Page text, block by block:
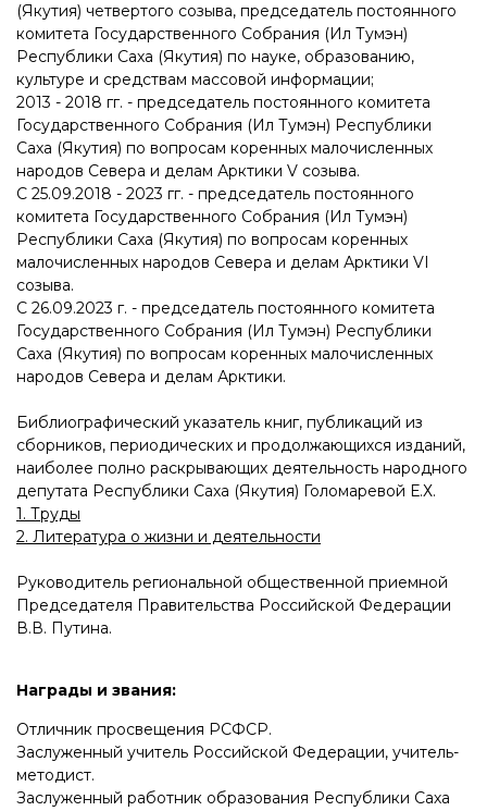
(Якутия) четвертого созыва, председатель постоянного
комитета Государственного Собрания (Ил Тумэн)
Республики Саха (Якутия) по науке, образованию,
культуре и средствам массовой информации;
2013 - 2018 гг. - председатель постоянного комитета
Государственного Собрания (Ил Тумэн) Республики
Саха (Якутия) по вопросам коренных малочисленных
народов Севера и делам Арктики V созыва.
С 25.09.2018 - 2023 гг. - председатель постоянного
комитета Государственного Собрания (Ил Тумэн)
Республики Саха (Якутия) по вопросам коренных
малочисленных народов Севера и делам Арктики VI
созыва.
С 26.09.2023 г. - председатель постоянного комитета
Государственного Собрания (Ил Тумэн) Республики
Саха (Якутия) по вопросам коренных малочисленных
народов Севера и делам Арктики.
Библиографический указатель книг, публикаций из
сборников, периодических и продолжающихся изданий,
наиболее полно раскрывающих деятельность народного
депутата Республики Саха (Якутия) Голомаревой Е.Х.
1. Труды
2. Литература о жизни и деятельности
Руководитель региональной общественной приемной
Председателя Правительства Российской Федерации
В.В. Путина.
Награды и звания:
Отличник просвещения РСФСР.
Заслуженный учитель Российской Федерации, учитель-
методист.
Заслуженный работник образования Республики Саха